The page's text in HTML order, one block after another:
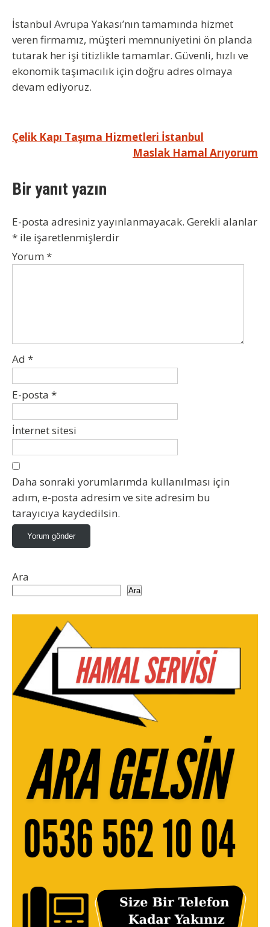
İstanbul Avrupa Yakası’nın tamamında hizmet
veren firmamız, müşteri memnuniyetini ön planda
tutarak her işi titizlikle tamamlar. Güvenli, hızlı ve
ekonomik taşımacılık için doğru adres olmaya
devam ediyoruz.
Yazı
Çelik Kapı Taşıma Hizmetleri İstanbul
Maslak Hamal Arıyorum
Bir yanıt yazın
E-posta adresiniz yayınlanmayacak. Gerekli alanlar
* ile işaretlenmişlerdir
Yorum *
Ad *
E-posta *
İnternet sitesi
Daha sonraki yorumlarımda kullanılması için
adım, e-posta adresim ve site adresim bu
tarayıcıya kaydedilsin.
Ara
Ara